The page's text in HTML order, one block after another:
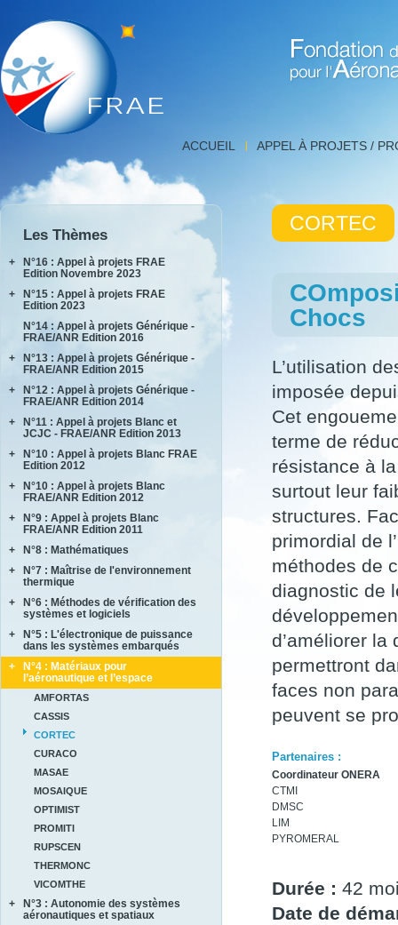
Détail
FNRAE
Fondation
de
Recherche
l'Aéronautique
l'Espace
ACCUEIL APPEL À PROJETS /
Les Thèmes
+
N°16 : Appel à projets FRAE
Edition Novembre 2023
INPACT
RAKEL
+
N°15 : Appel à projets FRAE
Edition 2023
AIDEAS
AIxIA
N°14 : Appel à projets Générique -
FRAE/ANR Edition 2016
+
N°13 : Appel à projets Générique -
FRAE/ANR Edition 2015
AIRTIUS
BRENNUS
COVERIF
MAGIC
+
N°12 : Appel à projets Générique -
FRAE/ANR Edition 2014
ANVES
HighS-Ti
M-SCOT
MORE4LESS
OPTIMUM
SUB SUPER JET
TIMBER
+
N°11 : Appel à projets Blanc et
JCJC - FRAE/ANR Edition 2013
AMANDE
COMPACS
METAUDIBLE
REFINE
REMEDDIES
SALWARE
SLENDER
+
N°10 : Appel à projets Blanc FRAE
Edition 2012
ACCITE
PARASOFT
SEMAFOR
+
N°10 : Appel à projets Blanc
FRAE/ANR Edition 2012
LIMICOS
+
N°9 : Appel à projets Blanc
FRAE/ANR Edition 2011
DISCERN
SePaCoDe
SONOBL
+ N°8 : Mathématiques
ECOSEA
IPPON
MEMORIA
+
N°7 : Maîtrise de l'environnement
thermique
ASTHER
COMIFO
MATRAS
SONOTHERMOGRAPHIE
STRASS
SYRTIPE
+
N°6 : Méthodes de vérification des
systèmes et logiciels
ALPROSE
ASCERT
CAVALE
QUARTEFT
+
N°5 : L'électronique de puissance
dans les systèmes embarqués
CASAREL
COTECH
EPAHT
EPOPE
FEMINA
+
N°4 : Matériaux pour
l’aéronautique et l’espace
AMFORTAS
CASSIS
CORTEC
CURACO
MASAE
MOSAIQUE
OPTIMIST
PROMITI
RUPSCEN
THERMONC
VICOMTHE
+
N°3 : Autonomie des systèmes
aéronautiques et spatiaux
CORTEC
Chocs
L’utilisation
imposée
Cet
terme de
résistance à
surtout leur
structures.
primordial de
méthodes de
diagnostic de
d’améliorer
permettront
faces non
peuvent se
Partenaires :
Coordinateur ONERA
CTMI
DMSC
LIM
PYROMERAL
Durée : 42
Date de